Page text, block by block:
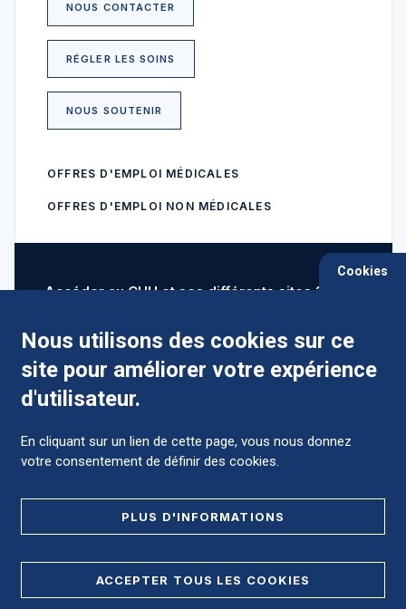
NOUS CONTACTER
RÉGLER LES SOINS
NOUS SOUTENIR
OFFRES D'EMPLOI MÉDICALES
OFFRES D'EMPLOI NON MÉDICALES
Accéder au CHU et ses différents sites ?
Comment préparer mon hospitalisation ?
Cookies
Nous utilisons des cookies sur ce
site pour améliorer votre expérience
d'utilisateur.
En cliquant sur un lien de cette page, vous nous donnez
votre consentement de définir des cookies.
PLUS D'INFORMATIONS
ACCEPTER TOUS LES COOKIES